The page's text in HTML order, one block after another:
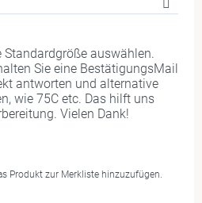
auswählen.
Sie eine BestätigungsMail
antworten und alternative
wie 75C etc. Das hilft uns
Vielen Dank!
Produkt zur Merkliste hinzuzufügen.